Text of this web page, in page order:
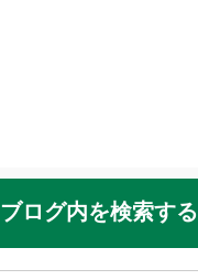
ブログ内を検索する